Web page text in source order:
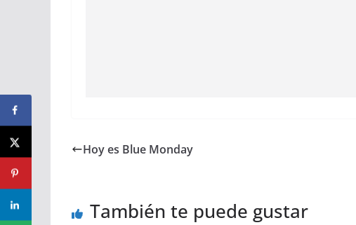
Hoy es Blue Monday
También te puede gustar